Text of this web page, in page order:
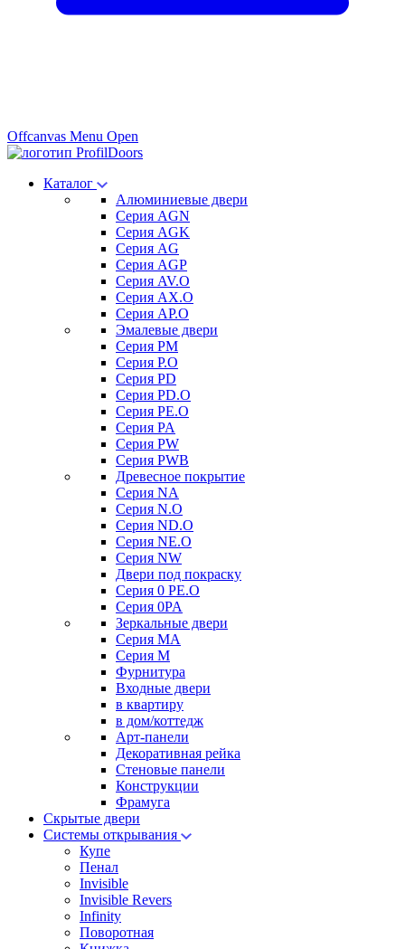
Offcanvas Menu Open
Каталог
Алюминиевые двери
Серия AGN
Серия AGK
Серия AG
Серия AGP
Серия AV.O
Серия AX.O
Серия AP.O
Эмалевые двери
Серия PM
Серия P.O
Серия PD
Серия PD.O
Серия PE.O
Серия PA
Серия PW
Серия PWB
Древесное покрытие
Серия NA
Серия N.O
Серия ND.O
Серия NE.O
Серия NW
Двери под покраску
Серия 0 PE.O
Серия 0PA
Зеркальные двери
Серия MA
Серия M
Фурнитура
Входные двери
в квартиру
в дом/коттедж
Арт-панели
Декоративная рейка
Стеновые панели
Конструкции
Фрамуга
Скрытые двери
Системы открывания
Купе
Пенал
Invisible
Invisible Revers
Infinity
Поворотная